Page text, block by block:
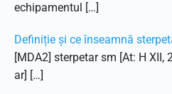
echipamentul […]
Definiție și ce înseamnă
[MDA2] sterpetar sm [At: H
ar] […]